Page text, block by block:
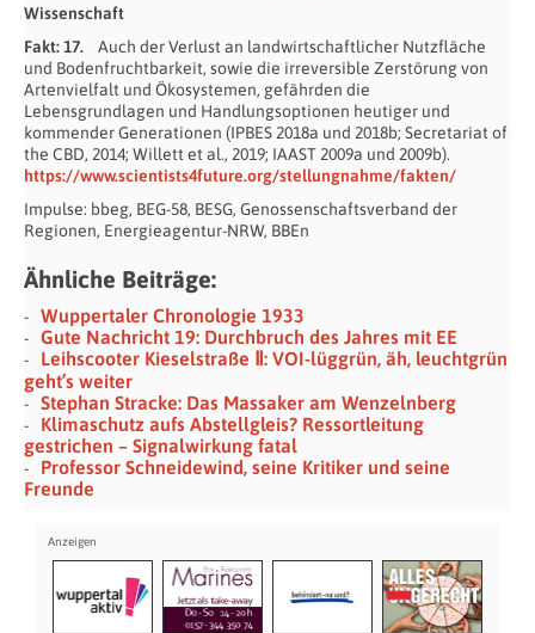
Wissenschaft
Fakt:17. Auch der Verlust an landwirtschaftlicher Nutzfläche
und Bodenfruchtbarkeit, sowie die irreversible Zerstörung von
Artenvielfalt und Ökosystemen, gefährden die
Lebensgrundlagen und Handlungsoptionen heutiger und
kommender Generationen (IPBES 2018a und 2018b; Secretariat of
the CBD, 2014; Willett et al., 2019; IAAST 2009a und 2009b).
https://www.scientists4future.org/stellungnahme/fakten/
Impulse: bbeg, BEG-58, BESG, Genossenschaftsverband der
Regionen, Energieagentur-NRW, BBEn
Ähnliche Beiträge:
Wuppertaler Chronologie 1933
Gute Nachricht 19: Durchbruch des Jahres mit EE
Leihscooter Kieselstraße Ⅱ: VOI-lüggrün, äh, leuchtgrün
geht’s weiter
Stephan Stracke: Das Massaker am Wenzelnberg
Klimaschutz aufs Abstellgleis? Ressortleitung
gestrichen – Signalwirkung fatal
Professor Schneidewind, seine Kritiker und seine
Freunde